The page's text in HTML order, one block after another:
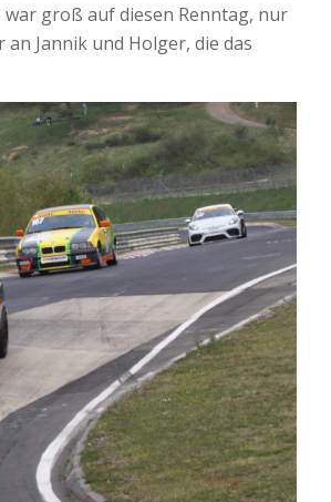
war groß auf diesen Renntag, nur
Jannik und Holger, die das